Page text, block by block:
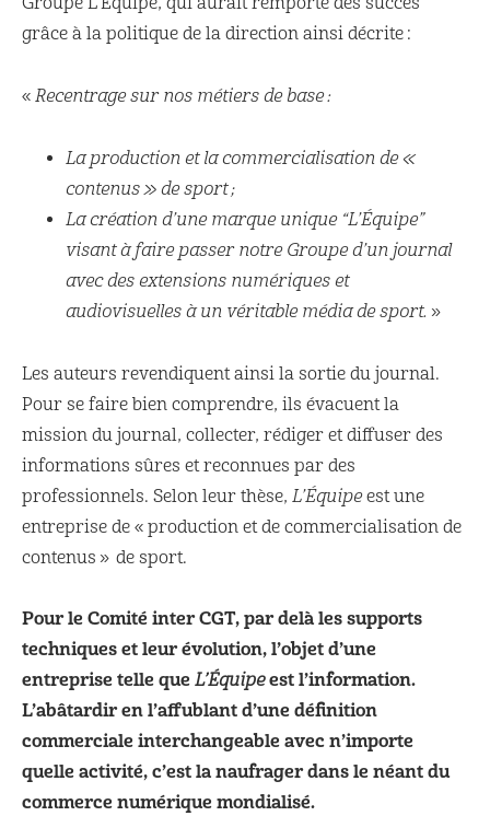
grâce à la politique de la direction ainsi décrite :
« Recentrage sur nos métiers de base :
La production et la commercialisation de «
contenus » de sport ;
La création d’une marque unique “L’Équipe”
visant à faire passer notre Groupe d’un journal
avec des extensions numériques et
audiovisuelles à un véritable média de sport. »
Les auteurs revendiquent ainsi la sortie du journal.
Pour se faire bien comprendre, ils évacuent la
mission du journal, collecter, rédiger et diffuser des
informations sûres et reconnues par des
professionnels. Selon leur thèse, L’Équipeest une
entreprise de « production et de commercialisation de
contenus » de sport.
Pour le Comité inter CGT, par delà les supports
techniques et leur évolution, l’objet d’une
entreprise telle que L’Équipeest l’information.
L’abâtardir en l’affublant d’une définition
commerciale interchangeable avec n’importe
quelle activité, c’est la naufrager dans le néant du
commerce numérique mondialisé.